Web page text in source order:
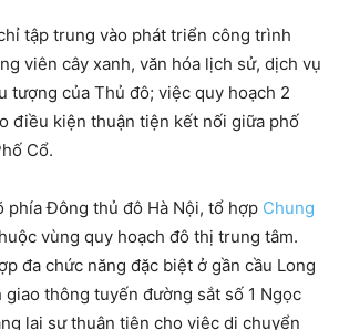
tập trung vào phát triển công trình
viên cây xanh, văn hóa lịch sử, dịch vụ
tượng của Thủ đô; việc quy hoạch 2
điều kiện thuận tiện kết nối giữa phố
Cổ.
phía Đông thủ đô Hà Nội, tổ hợp Chung
vùng quy hoạch đô thị trung tâm.
đa chức năng đặc biệt ở gần cầu Long
giao thông tuyến đường sắt số 1 Ngọc
lại sự thuận tiện cho việc di chuyển